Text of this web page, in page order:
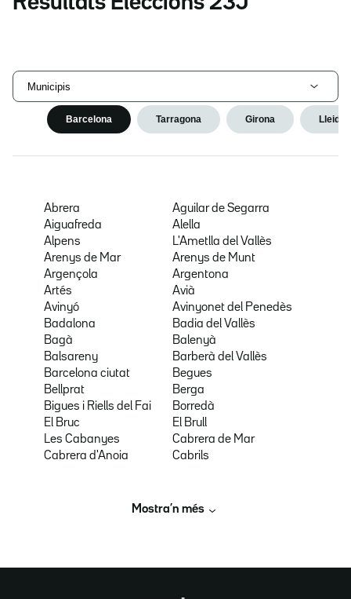
Municipis
Barcelona Tarragona Girona Lleida
Abrera
Aguilar de Segarra
Aiguafreda
Alella
Alpens
L'Ametlla del Vallès
Arenys de Mar
Arenys de Munt
Argençola
Argentona
Artés
Avià
Avinyó
Avinyonet del Penedès
Badalona
Badia del Vallès
Bagà
Balenyà
Balsareny
Barberà del Vallès
Barcelona ciutat
Begues
Bellprat
Berga
Bigues i Riells del Fai
Borredà
El Bruc
El Brull
Les Cabanyes
Cabrera de Mar
Cabrera d'Anoia
Cabrils
Mostra’n més